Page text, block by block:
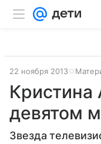
22 ноября 2013
Кристина
девятом
Звезда